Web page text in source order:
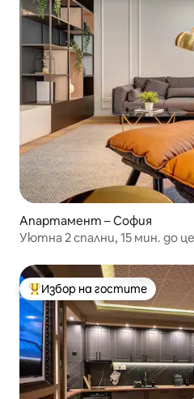
Апартамент – София
Уютна 2 спални, 15 мин. до
Най-популярен избор на
Избор на гостите